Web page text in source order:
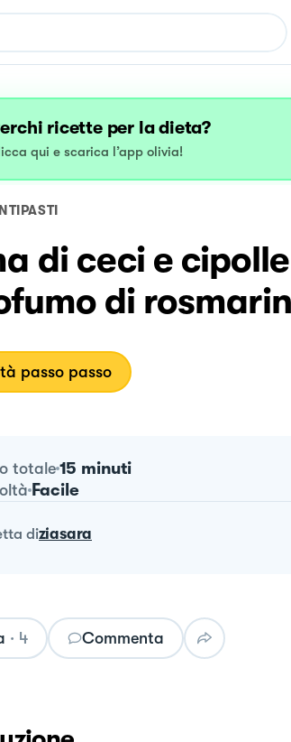
ricette per la dieta?
qui e scarica l’app olivia!
di ceci e
di
passo passo
totale 15 minuti
Facile
diziasara
· 4 Commenta